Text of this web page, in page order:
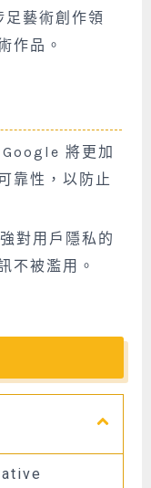
足藝術創作領
作品。
Google 將更加
靠性，以防止
對用戶隱私的
不被濫用。